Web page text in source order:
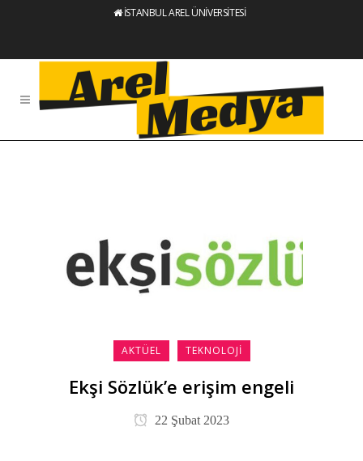
İSTANBUL AREL ÜNİVERSİTESİ
AKTÜEL TEKNOLOJI
Ekşi Sözlük’e erişim engeli
22 Şubat 2023